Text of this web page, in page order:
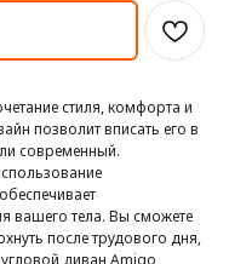
стиля, комфорта и
позволит вписать его в
современный.
вашего тела. Вы сможете
после трудового дня,